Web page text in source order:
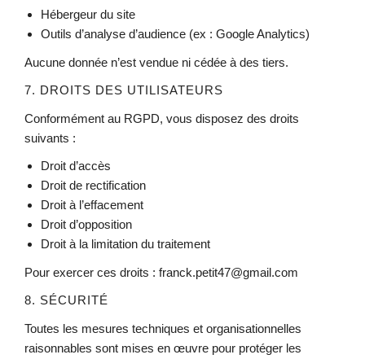
Hébergeur du site
Outils d’analyse d’audience (ex : Google Analytics)
Aucune donnée n’est vendue ni cédée à des tiers.
7. DROITS DES UTILISATEURS
Conformément au RGPD, vous disposez des droits
suivants :
Droit d’accès
Droit de rectification
Droit à l’effacement
Droit d’opposition
Droit à la limitation du traitement
Pour exercer ces droits : franck.petit47@gmail.com
8. SÉCURITÉ
Toutes les mesures techniques et organisationnelles
raisonnables sont mises en œuvre pour protéger les